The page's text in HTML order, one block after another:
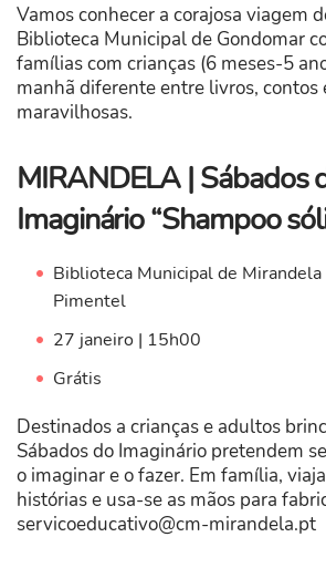
Vamos conhecer a corajosa viagem
Biblioteca Municipal de Gondomar
famílias com crianças (6 meses-5
manhã diferente entre livros, contos
maravilhosas.
MIRANDELA | Sábados
Imaginário “Shampoo
Biblioteca Municipal de
Pimentel
27 janeiro | 15h00
Grátis
Destinados a crianças e adultos
Sábados do Imaginário pretendem
o imaginar e o fazer. Em família,
histórias e usa-se as mãos para
servicoeducativo@cm-mirandela.pt